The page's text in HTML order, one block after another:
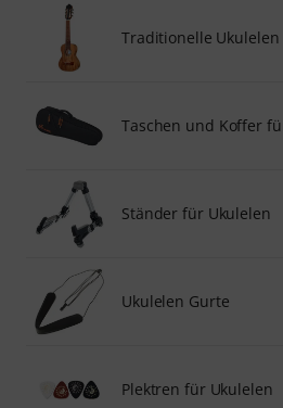
Traditionelle Ukulelen
Taschen und Koffer
Ständer für Ukulelen
Ukulelen Gurte
Plektren für Ukulelen